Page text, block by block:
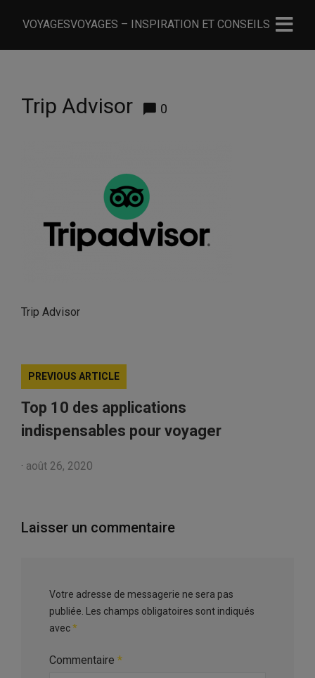
VOYAGESVOYAGES – INSPIRATION ET CONSEILS
Trip Advisor 0
Trip Advisor
PREVIOUS ARTICLE
Top 10 des applications
indispensables pour voyager
· août 26, 2020
Laisser un commentaire
Votre adresse de messagerie ne sera pas
publiée.
Les champs obligatoires sont indiqués
avec*
Commentaire *